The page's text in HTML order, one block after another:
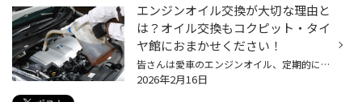
エンジンオイル交換が大切な理由と
は？オイル交換もコクピット・タイ
ヤ館におまかせください！
皆さんは愛車のエンジンオイル、定期的に交換していますか? 大切な愛車のコンディションを保つだけではなく、楽しく安全にドライブするためには 定期的なエンジンオイル交換はとても大切です。 【エンジンオイル交換しないとどうなるの？】 エンジンオイルは、エンジン内部の部品がスムーズに動くよ...
2026年2月16日